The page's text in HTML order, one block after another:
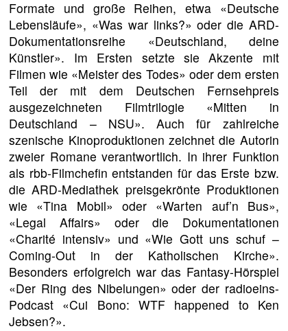
Formate und große Reihen, etwa «Deutsche
Lebensläufe», «Was war links?» oder die ARD-
Dokumentationsreihe «Deutschland, deine
Künstler». Im Ersten setzte sie Akzente mit
Filmen wie «Meister des Todes» oder dem ersten
Teil der mit dem Deutschen Fernsehpreis
ausgezeichneten Filmtrilogie «Mitten in
Deutschland – NSU». Auch für zahlreiche
szenische Kinoproduktionen zeichnet die Autorin
zweier Romane verantwortlich. In ihrer Funktion
als rbb-Filmchefin entstanden für das Erste bzw.
die ARD-Mediathek preisgekrönte Produktionen
wie «Tina Mobil» oder «Warten auf’n Bus»,
«Legal Affairs» oder die Dokumentationen
«Charité intensiv» und «Wie Gott uns schuf –
Coming-Out in der Katholischen Kirche».
Besonders erfolgreich war das Fantasy-Hörspiel
«Der Ring des Nibelungen» oder der radioeins-
Podcast «Cui Bono: WTF happened to Ken
Jebsen?».